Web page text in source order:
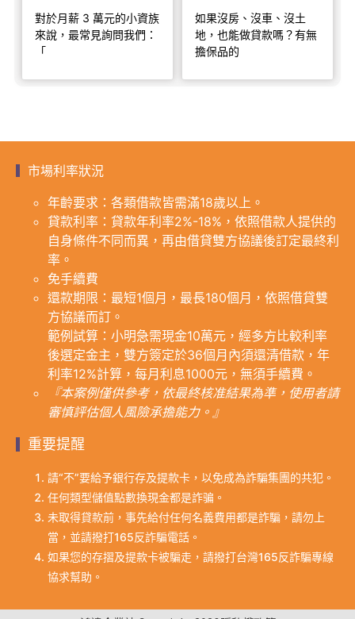
對於月薪 3 萬元的小資族
來說，最常見詢問我們：
「
如果沒房、沒車、沒土
地，也能做貸款嗎？有無
擔保品的
市場利率狀況
年齡要求：各類借款皆需滿18歲以上。
貸款利率：貸款年利率2%-18%，依照借款人提供的
自身條件不同而異，再由借貸雙方協議後訂定最終利
率。
免手續費
還款期限：最短1個月，最長180個月，依照借貸雙
方協議而訂。
範例試算：小明急需現金10萬元，經多方比較利率
後選定金主，雙方簽定於36個月內須還清借款，年
利率12%計算，每月利息1000元，無須手續費。
『本案例僅供參考，依最終核准結果為準，使用者請
審慎評估個人風險承擔能力。』
重要提醒
請“不”要給予銀行存及提款卡，以免成為詐騙集團的共犯。
任何類型儲值點數換現金都是詐骗。
未取得貸款前，事先給付任何名義費用都是詐騙，請勿上
當，並請撥打165反詐騙電話。
如果您的存摺及提款卡被騙走，請撥打台灣165反詐騙專線
協求幫助。